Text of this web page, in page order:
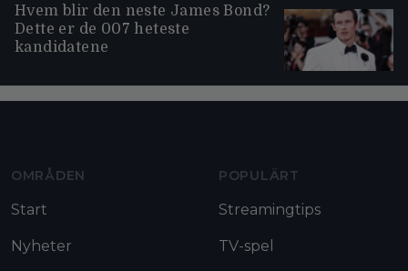
Hvem blir den neste James Bond?
Dette er de 007 heteste
kandidatene
OMRÅDEN
Start
Nyheter
POPULÄRT
Streamingtips
TV-spel